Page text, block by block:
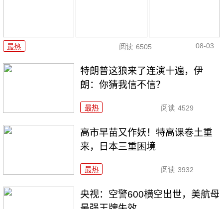
最热 阅读 6505 08-03
特朗普这狼来了连演十遍，伊
朗：你猜我信不信？
最热 阅读 4529
高市早苗又作妖！特高课卷土重
来，日本三重困境
最热 阅读 3932
央视：空警600横空出世，美航母